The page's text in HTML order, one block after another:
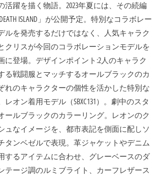
活躍を描く物語。2023年夏には、その続編
DEATH ISLAND」が公開予定。特別なコラボレー
ルを発売するだけではなく、人気キャラク
クリスが今回のコラボレーションモデルを
に登場。デザインポイント:2人のキャラク
る戦闘服とマッチするオールブラックのカ
れのキャラクターの個性を活かした特別な
オン着用モデル（SBXC131）。劇中のスタ
ールブラックのカラーリング。レオンのク
ュなイメージを、都市表記を側面に配しソ
タンベゼルで表現。革ジャケットやデニム
するアイテムに合わせ、グレーベースのダ
テージ調のルミブライト、カーフレザース